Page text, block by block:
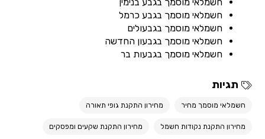
חשמלאי מוסמך בגבע כרמל
חשמלאי מוסמך בגבעולים
חשמלאי מוסמך בגבעון החדשה
חשמלאי מוסמך בגבעות בר
תגיות
חשמלאי מוסמך מחיר מחירון התקנת גופי תאורה
מחירון התקנת נקודות חשמל מחירון התקנת שקעים ומפסקים